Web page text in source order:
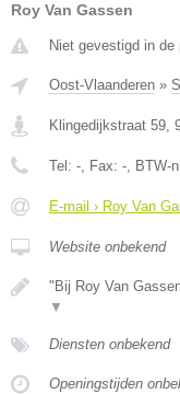
Roy Van Gassen
Niet gevestigd in
Oost-Vlaanderen »
Klingedijkstraat 59,
Tel: -, Fax: -, BTW-
E-mail › Roy Van
Website onbekend
"Bij Roy Van
▼
Diensten onbekend
Openingstijden